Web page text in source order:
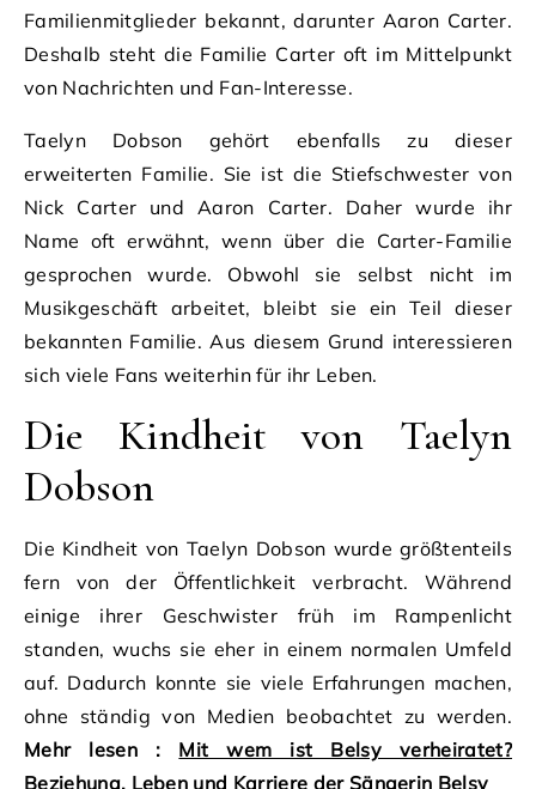
Familienmitglieder bekannt, darunter Aaron Carter.
Deshalb steht die Familie Carter oft im Mittelpunkt
von Nachrichten und Fan-Interesse.
Taelyn Dobson gehört ebenfalls zu dieser
erweiterten Familie. Sie ist die Stiefschwester von
Nick Carter und Aaron Carter. Daher wurde ihr
Name oft erwähnt, wenn über die Carter-Familie
gesprochen wurde. Obwohl sie selbst nicht im
Musikgeschäft arbeitet, bleibt sie ein Teil dieser
bekannten Familie. Aus diesem Grund interessieren
sich viele Fans weiterhin für ihr Leben.
Die Kindheit von Taelyn
Dobson
Die Kindheit von Taelyn Dobson wurde größtenteils
fern von der Öffentlichkeit verbracht. Während
einige ihrer Geschwister früh im Rampenlicht
standen, wuchs sie eher in einem normalen Umfeld
auf. Dadurch konnte sie viele Erfahrungen machen,
ohne ständig von Medien beobachtet zu werden.
Mehr lesen : Mit wem ist Belsy verheiratet?
Beziehung, Leben und Karriere der Sängerin Belsy